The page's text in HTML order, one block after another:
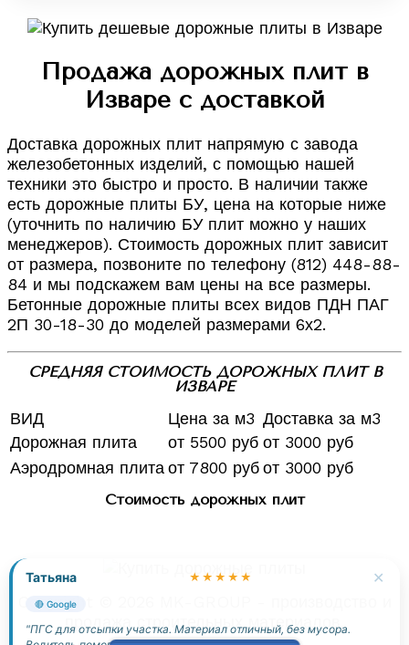
Татьяна ★★★★★ ✕
🔴 Google
"ПГС для отсыпки участка. Материал отличный, без мусора.
Продажа дорожных плит в
Изваре с доставкой
Доставка дорожных плит напрямую с завода
железобетонных изделий, с помощью нашей
техники это быстро и просто. В наличии также
есть дорожные плиты БУ, цена на которые ниже
(уточнить по наличию БУ плит можно у наших
менеджеров). Стоимость дорожных плит зависит
от размера, позвоните по телефону (812) 448-88-
84 и мы подскажем вам цены на все размеры.
Бетонные дорожные плиты всех видов ПДН ПАГ
2П 30-18-30 до моделей размерами 6х2.
СРЕДНЯЯ СТОИМОСТЬ ДОРОЖНЫХ ПЛИТ В
ИЗВАРЕ
ВИД Цена за м3 Доставка за м3
Дорожная плита
от 5500 руб от 3000 руб
Аэродромная плитаот 7800 рубот 3000 руб
Стоимость дорожных плит
Copyright © 2026 MK-GROUP - производство и
продажа строительных материалов.